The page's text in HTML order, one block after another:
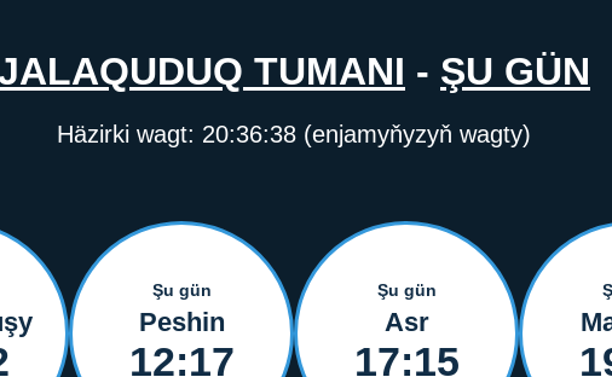
TUMANI - ŞU GÜN
Häzirki wagt: 20:36:38 (enjamyňyzyň wagty)
Şu gün
Peshin
12:17
Şu gün
Asr
17:15